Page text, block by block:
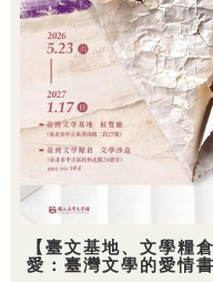
【臺文基地、文學糧
愛：臺灣文學的愛情